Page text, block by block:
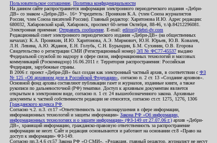
Пользовательское соглашение Политика конфиденциальности
На данном сайте распространяется информация электронного периодического издания «Дебри-
ДВ» со знаком «Дебри-ДВ». 16+ Учредитель: Пронякин К.А. (член Союза журналистов
России, член Союза писателей России). Главный редактор: Харитонова И.Ю. Адрес редакции:
680032, Хабаровский край, Хабаровск, проспект 60-летия Октября, 88-46, т./ф.84212296081.
Электронная приемная: Отправить сообщение . E-mail: editor@debri-dv.com
Редакционный совет электронного периодического издания «Дебри-ДВ» (на общественных
началах): К.А. Пронякин, И.Ю. Харитонова, А.Э. Мирмович, Ю.Н. Юрьев, Ю.В. Ковалев,
Л.Н. Левина, А.Ю. Жданов, Е.Н. Голубь, С.Н. Бурындин, Б.М. Сухинин, О.В. Егорова
Свидетельство о регистрации СМИ (Регистрационный номер) ЭЛ № ФС77-45537 выдано
Федеральной службой по надзору в сфере связи, информационных технологий и массовых
коммуникаций (Роскомнадзор) 16.06.2011 г. Территория распространения: Российская
Федерация, зарубежные страны.
В 2006 г. проект «Дебри-ДВ» был создан как электронный частный архив, в соответствии с ФЗ
№ 125 «Об архивном деле в Российской Федерации» , согласно п. 2 ст. 13 «Создание архивов».
Основной фонд архива составляют публикации газет и журналов, изданные книги, а также
рукописи по дальневосточной (РФ) тематике. Доступ к архивным документам является
открытым в электронном виде, согласно п. 1 ст. 24 вышеобозначенного закона. Архивные
документы к частной собственности редакции не относятся, согласно ст.ст. 1275, 1276, 1306
Гражданского кодекса РФ
Согласно ч.2. п.3. ст.17 «Ответственность за правонарушения в сфере информации,
информационных технологий и защиты информации» Закона РФ «Об информации,
информационных технологиях и о защите информации» (ФЗ-149 от 27.07.06 г.) архив «Дебри-
ДВ», хранящий информацию, гражданско-правовую ответственность за распространение
информации не несет. Сайт и редакция основываются и работают на основании ст.8 «Право на
доступ к информации» ФЗ-149.
Согласно пп.3,4,6 ст.57 Закона РФ «О СМИ», «Редакция, главный редактор, журналист не несут